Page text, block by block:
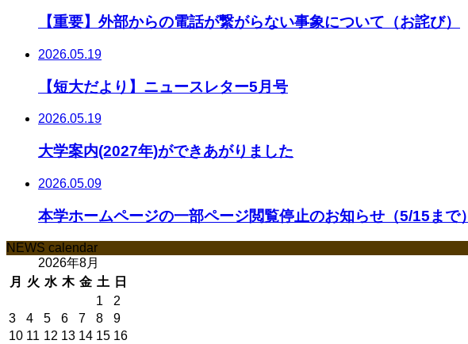
【重要】外部からの電話が繋がらない事象について（お詫び）
2026.05.19
【短大だより】ニュースレター5月号
2026.05.19
大学案内(2027年)ができあがりました
2026.05.09
本学ホームページの一部ページ閲覧停止のお知らせ（5/15まで）
NEWS calendar
2026年8月
月
火 水 木 金 土
日
1
2
3
4 5 6 7 8
9
10 11 12 13 14 15 16